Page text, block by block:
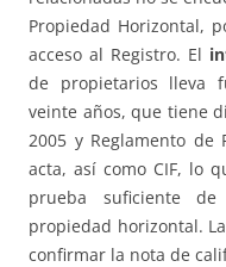
Propiedad Horizontal,
acceso al Registro. El
de propietarios lleva
veinte años, que tiene
2005 y Reglamento de
acta, así como CIF, lo
prueba suficiente
propiedad horizontal. La
confirmar la nota de